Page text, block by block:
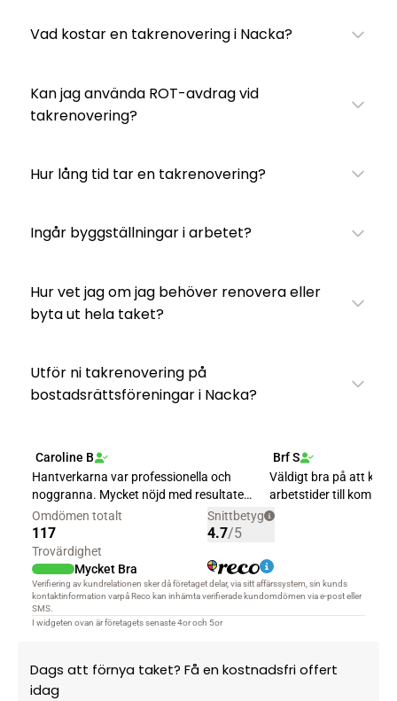
Vad kostar en takrenovering i Nacka?
Kan jag använda ROT-avdrag vid
takrenovering?
Hur lång tid tar en takrenovering?
Ingår byggställningar i arbetet?
Hur vet jag om jag behöver renovera eller
byta ut hela taket?
Utför ni takrenovering på
bostadsrättsföreningar i Nacka?
Dags att förnya taket? Få en kostnadsfri offert
idag